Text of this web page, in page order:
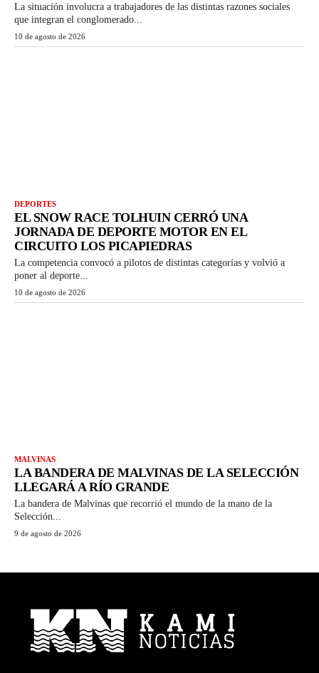
La situación involucra a trabajadores de las distintas razones sociales
que integran el conglomerado...
10 de agosto de 2026
DEPORTES
EL SNOW RACE TOLHUIN CERRÓ UNA
JORNADA DE DEPORTE MOTOR EN EL
CIRCUITO LOS PICAPIEDRAS
La competencia convocó a pilotos de distintas categorías y volvió a
poner al deporte...
10 de agosto de 2026
MALVINAS
LA BANDERA DE MALVINAS DE LA SELECCIÓN
LLEGARÁ A RÍO GRANDE
La bandera de Malvinas que recorrió el mundo de la mano de la
Selección...
9 de agosto de 2026